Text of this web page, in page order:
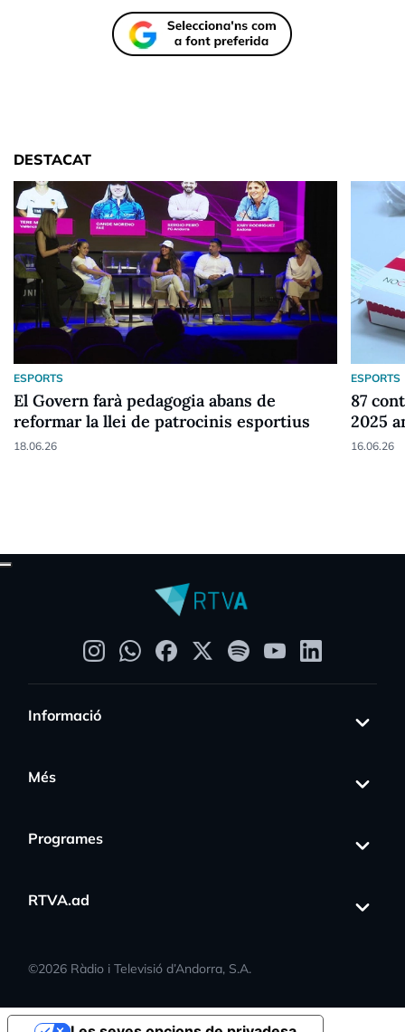
DESTACAT
ESPORTS
El Govern farà pedagogia abans de
reformar la llei de patrocinis esportius
18.06.26
ESPORTS
87
2025
16.06.26
Informació
Més
Programes
RTVA.ad
©2026 Ràdio i Televisió d’Andorra, S.A.